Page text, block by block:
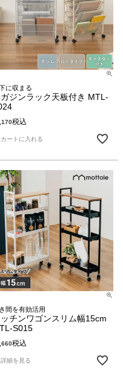
に収まる
ジンラック天板付き MTL-
税込
カートに入れる
間を有効活用
チンワゴンスリム幅15cm
S015
税込
詳細を見る